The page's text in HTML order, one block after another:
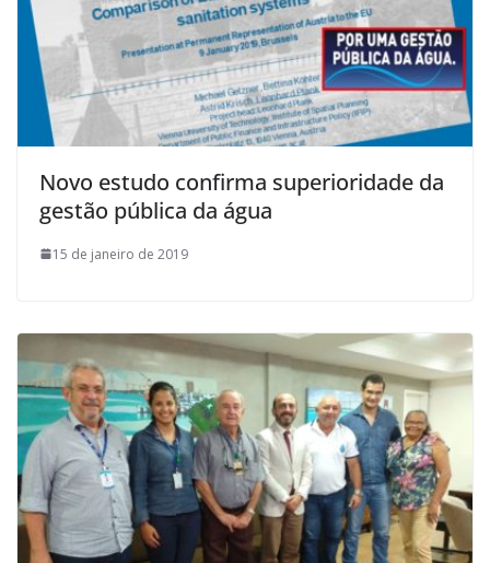
Novo estudo confirma superioridade da
gestão pública da água
15 de janeiro de 2019